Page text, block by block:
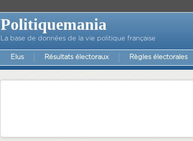
Politiquemania
La base de données de la vie politique française
Elus Résultats électoraux Règles électorales